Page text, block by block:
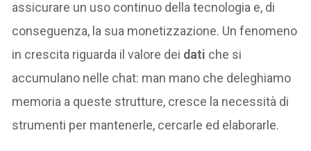
assicurare un uso continuo della tecnologia e, di
conseguenza, la sua monetizzazione. Un fenomeno
in crescita riguarda il valore dei dati che si
accumulano nelle chat: man mano che deleghiamo
memoria a queste strutture, cresce la necessità di
strumenti per mantenerle, cercarle ed elaborarle.